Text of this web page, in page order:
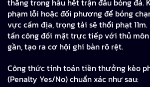
phạm lỗi hoặc đối phương để bóng
vực cấm địa, trọng tài sẽ thổi phạt 11m.
tấn công đối mặt trực tiếp với thủ
gần, tạo ra cơ hội ghi bàn rõ rệt.
Công thức tính toán tiền thưởng kèo
(Penalty Yes/No) chuẩn xác như sau: